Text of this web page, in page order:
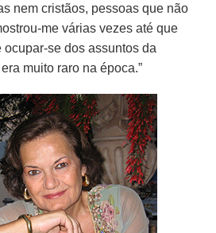
nem cristãos, pessoas que não
me várias vezes até que
ocupar-se dos assuntos da
muito raro na época.”